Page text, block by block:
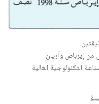
إيرباص وأريان.
التكنولوجية العالية